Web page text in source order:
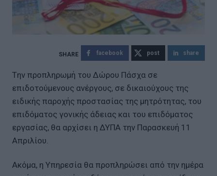
facebook post share
Tην προπληρωμή του Δώρου Πάσχα σε
επιδοτούμενους ανέργους, σε δικαιούχους της
ειδικής παροχής προστασίας της μητρότητας, του
επιδόματος γονικής άδειας και του επιδόματος
εργασίας, θα αρχίσει η ΔΥΠΑ την Παρασκευή 11
Απριλίου.
Ακόμα, η Υπηρεσία θα προπληρώσει από την ημέρα